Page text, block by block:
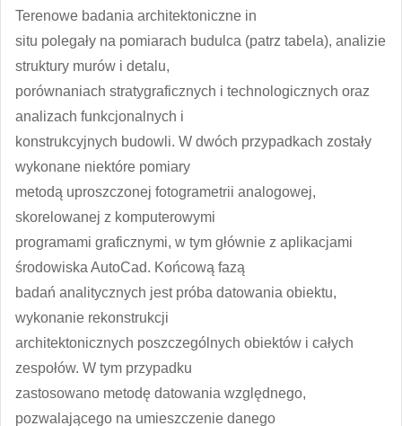
Terenowe badania architektoniczne in
situ polegały na pomiarach budulca (patrz tabela), analizie
struktury murów i detalu,
porównaniach stratygraficznych i technologicznych oraz
analizach funkcjonalnych i
konstrukcyjnych budowli. W dwóch przypadkach zostały
wykonane niektóre pomiary
metodą uproszczonej fotogrametrii analogowej,
skorelowanej z komputerowymi
programami graficznymi, w tym głównie z aplikacjami
środowiska AutoCad. Końcową fazą
badań analitycznych jest próba datowania obiektu,
wykonanie rekonstrukcji
architektonicznych poszczególnych obiektów i całych
zespołów. W tym przypadku
zastosowano metodę datowania względnego,
pozwalającego na umieszczenie danego